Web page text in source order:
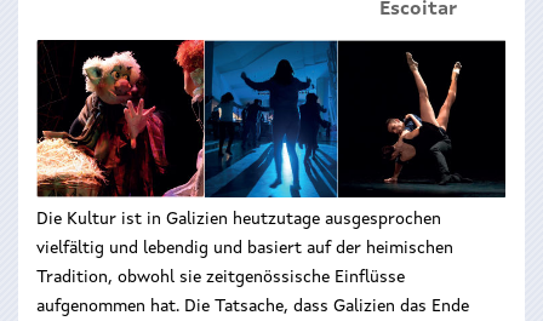
Escoitar
Die Kultur ist in Galizien heutzutage ausgesprochen
vielfältig und lebendig und basiert auf der heimischen
Tradition, obwohl sie zeitgenössische Einflüsse
aufgenommen hat. Die Tatsache, dass Galizien das Ende